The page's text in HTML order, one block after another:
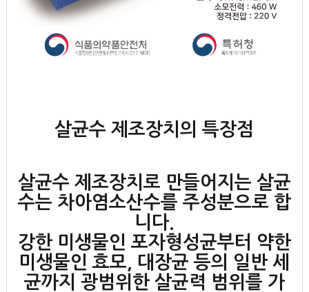
살균수 제조장치의 특장점
살균수 제조장치로 만들어지는 살균
수는 차아염소산수를 주성분으로 합
니다.
강한 미생물인 포자형성균부터 약한
미생물인 효모, 대장균 등의 일반 세
균까지 광범위한 살균력 범위를 가